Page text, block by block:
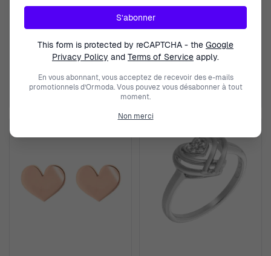
Mera Femmes Argent Puce
d'oreille zo-7370
49,00 €
'Nora' Femmes Argent Bague -
Rosé ZR-7435
49,00 €
S’abonner
This form is protected by reCAPTCHA - the Google
Privacy Policy and Terms of Service apply.
En vous abonnant, vous acceptez de recevoir des e-mails
promotionnels d’Ormoda. Vous pouvez vous désabonner à tout
moment.
Non merci